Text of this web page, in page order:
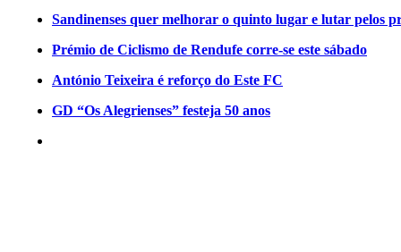
Sandinenses quer melhorar o quinto lugar e lutar pelos
Prémio de Ciclismo de Rendufe corre-se este sábado
António Teixeira é reforço do Este FC
GD “Os Alegrienses” festeja 50 anos